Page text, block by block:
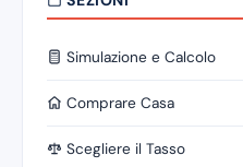
Simulazione e Calcolo
Comprare Casa
Scegliere il Tasso